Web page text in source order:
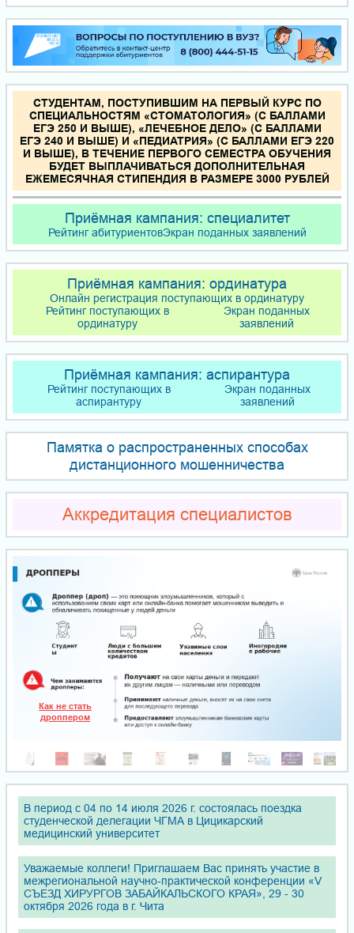
СТУДЕНТАМ, ПОСТУПИВШИМ НА ПЕРВЫЙ КУРС ПО
СПЕЦИАЛЬНОСТЯМ «СТОМАТОЛОГИЯ» (С БАЛЛАМИ
ЕГЭ 250 И ВЫШЕ), «ЛЕЧЕБНОЕ ДЕЛО» (С БАЛЛАМИ
ЕГЭ 240 И ВЫШЕ) И «ПЕДИАТРИЯ» (С БАЛЛАМИ ЕГЭ 220
И ВЫШЕ), В ТЕЧЕНИЕ ПЕРВОГО СЕМЕСТРА ОБУЧЕНИЯ
БУДЕТ ВЫПЛАЧИВАТЬСЯ ДОПОЛНИТЕЛЬНАЯ
ЕЖЕМЕСЯЧНАЯ СТИПЕНДИЯ В РАЗМЕРЕ 3000 РУБЛЕЙ
Приёмная кампания: специалитет
Рейтинг абитуриентовЭкран поданных заявлений
Приёмная кампания: ординатура
Онлайн регистрация поступающих в ординатуру
Рейтинг поступающих в
ординатуру
Экран поданных
заявлений
Приёмная кампания: аспирантура
Рейтинг поступающих в
аспирантуру
Экран поданных
заявлений
Памятка о распространенных способах
дистанционного мошенничества
Аккредитация специалистов
В период с 04 по 14 июля 2026 г. состоялась поездка
студенческой делегации ЧГМА в Цицикарский
медицинский университет
Уважаемые коллеги! Приглашаем Вас принять участие в
межрегиональной научно-практической конференции «V
СЪЕЗД ХИРУРГОВ ЗАБАЙКАЛЬСКОГО КРАЯ», 29 - 30
октября 2026 года в г. Чита